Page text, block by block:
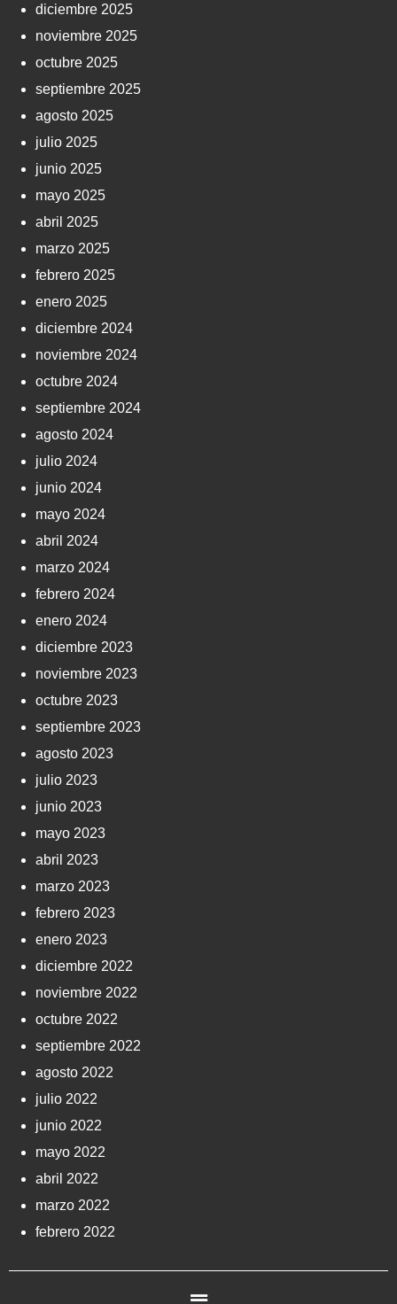
diciembre 2025
noviembre 2025
octubre 2025
septiembre 2025
agosto 2025
julio 2025
junio 2025
mayo 2025
abril 2025
marzo 2025
febrero 2025
enero 2025
diciembre 2024
noviembre 2024
octubre 2024
septiembre 2024
agosto 2024
julio 2024
junio 2024
mayo 2024
abril 2024
marzo 2024
febrero 2024
enero 2024
diciembre 2023
noviembre 2023
octubre 2023
septiembre 2023
agosto 2023
julio 2023
junio 2023
mayo 2023
abril 2023
marzo 2023
febrero 2023
enero 2023
diciembre 2022
noviembre 2022
octubre 2022
septiembre 2022
agosto 2022
julio 2022
junio 2022
mayo 2022
abril 2022
marzo 2022
febrero 2022